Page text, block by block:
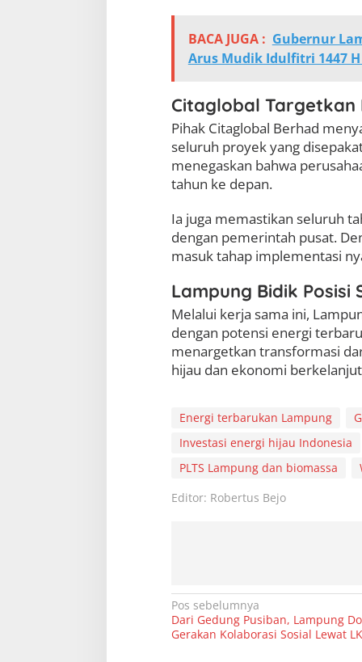
BACA JUGA : Gubernur
Arus Mudik Idulfitri 1447
Citaglobal Targetkan
Pihak Citaglobal Berhad
seluruh proyek yang
menegaskan bahwa
tahun ke depan.
Ia juga memastikan seluruh
dengan pemerintah pusat.
masuk tahap implementasi
Lampung Bidik
Melalui kerja sama ini,
dengan potensi energi
menargetkan transformasi
hijau dan ekonomi
Energi terbarukan Lampung
Investasi energi hijau Indonesia
PLTS Lampung dan biomassa
Editor: Robertus Bejo
N
a
Pos sebelumnya
Dari Gedung Pusiban, Lampung
Gerakan Kolaborasi Sosial Lewat